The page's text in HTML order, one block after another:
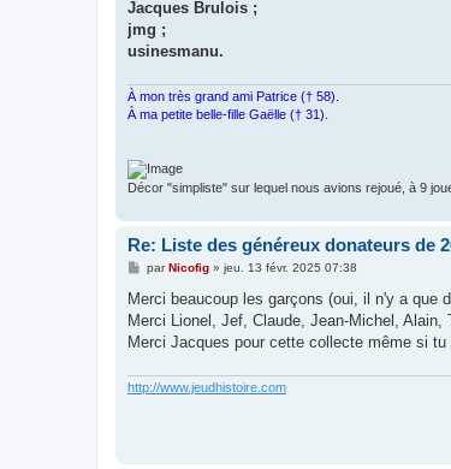
Jacques Brulois ;
jmg ;
usinesmanu.
À mon très grand ami Patrice († 58).
À ma petite belle-fille Gaëlle († 31).
Décor "simpliste" sur lequel nous avions rejoué, à 9
Re: Liste des généreux donateurs de
M
s
a
g
par Nicofig» jeu. 13 févr. 2025 07:38
Merci beaucoup les garçons (oui, il n'y a que
Merci Lionel, Jef, Claude, Jean-Michel, Alain,
Merci Jacques pour cette collecte même si
http://www.jeudhistoire.com